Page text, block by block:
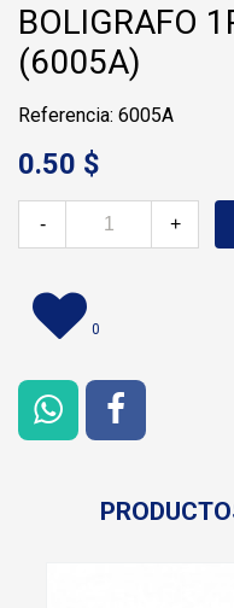
BOLIGRAFO
(6005A)
Referencia: 6005A
0.50 $
- +
0